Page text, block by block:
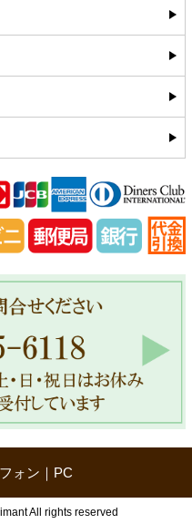
ォン｜ PC
All rights reserved